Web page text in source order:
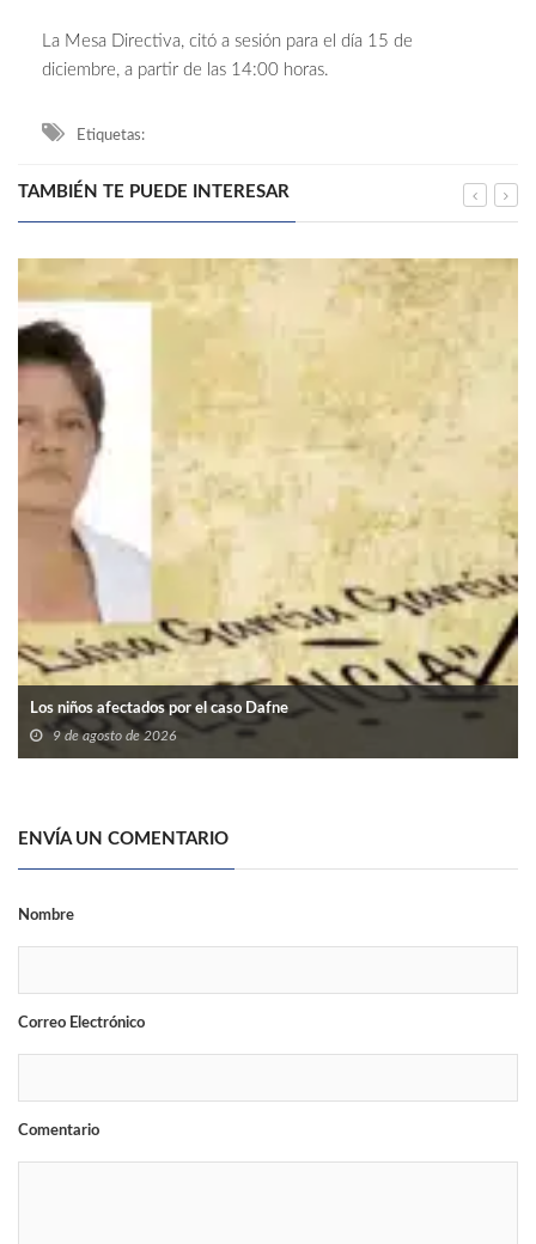
La Mesa Directiva, citó a sesión para el día 15 de
diciembre, a partir de las 14:00 horas.
Etiquetas:
TAMBIÉN TE PUEDE INTERESAR
Los niños afectados por el caso Dafne
9 de agosto de 2026
ENVÍA UN COMENTARIO
Nombre
Correo Electrónico
Comentario